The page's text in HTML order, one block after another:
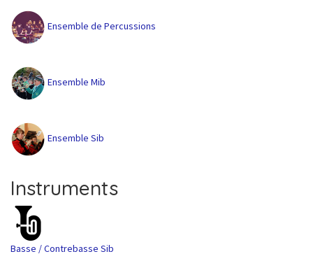
Ensemble de Percussions
Ensemble Mib
Ensemble Sib
Instruments
Basse / Contrebasse Sib